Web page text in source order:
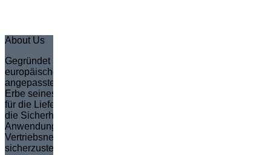
About Us
Gegründet im Jahr 1935 in Schweden, ist Marco zum
europäischen Marktführer in der Erstellung von vollständig
angepassten Scherenhubtischen geworden. Marco, das das
Erbe seines Gründers Sven Marcusson fortsetzt, ist bekannt
für die Lieferung innovativer, problemlösender Lösungen, die
die Sicherheit und Effizienz in einer breiten Palette von
Anwendungen erhöhen. Die Marke verpflichtet sich, ein
Vertriebsnetzwerk zu verwalten und zu schulen, um
sicherzustellen, dass die Produktentwicklung den